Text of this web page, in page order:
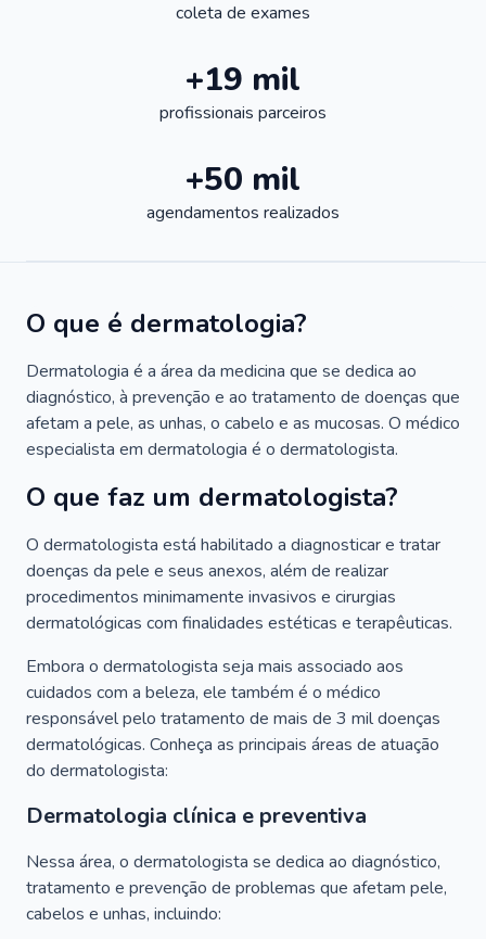
coleta de exames
+19 mil
profissionais parceiros
+50 mil
agendamentos realizados
O que é dermatologia?
Dermatologia é a área da medicina que se dedica ao
diagnóstico, à prevenção e ao tratamento de doenças que
afetam a pele, as unhas, o cabelo e as mucosas. O médico
especialista em dermatologia é o dermatologista.
O que faz um dermatologista?
O dermatologista está habilitado a diagnosticar e tratar
doenças da pele e seus anexos, além de realizar
procedimentos minimamente invasivos e cirurgias
dermatológicas com finalidades estéticas e terapêuticas.
Embora o dermatologista seja mais associado aos
cuidados com a beleza, ele também é o médico
responsável pelo tratamento de mais de 3 mil doenças
dermatológicas. Conheça as principais áreas de atuação
do dermatologista:
Dermatologia clínica e preventiva
Nessa área, o dermatologista se dedica ao diagnóstico,
tratamento e prevenção de problemas que afetam pele,
cabelos e unhas, incluindo: